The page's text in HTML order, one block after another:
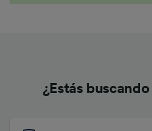
¿Estás